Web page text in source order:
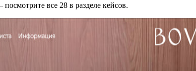
все 28 в разделе кейсов.